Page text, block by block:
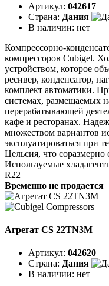
Артикул: 042617
Страна: Дания
В наличии: нет
Компрессорно-
компрессоров Cubigel.
устройством, которое
ресивер, конденсатор,
комплект автоматики.
системах, размещаемых
перерабатывающей
кафе и ресторанах.
множеством вариантов
эксплуатироваться при
Цельсия, что
Используемые
R22
Временно не продается
Агрегат CS 22TN3M
Артикул: 042620
Страна: Дания
В наличии: нет